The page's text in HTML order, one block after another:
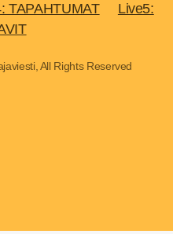
TAPAHTUMAT
Live5:
All Rights Reserved